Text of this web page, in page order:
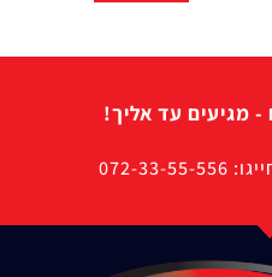
מגיעים עד אליך!
556